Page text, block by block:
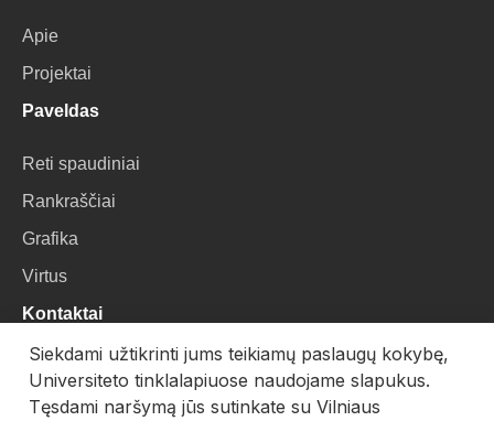
Apie
Projektai
Paveldas
Reti spaudiniai
Rankraščiai
Grafika
Virtus
Kontaktai
VU Biblioteka
Universiteto g. 3, LT-01122, Vilnius
Siekdami užtikrinti jums teikiamų paslaugų kokybę,
Universiteto tinklalapiuose naudojame slapukus.
Tęsdami naršymą jūs sutinkate su Vilniaus